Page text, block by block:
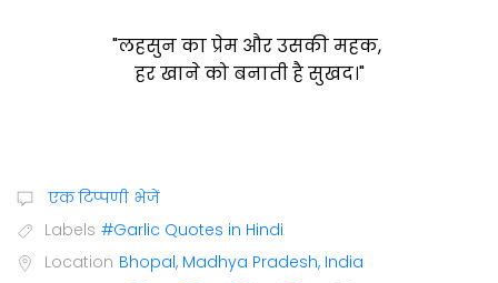
"लहसुन का प्रेम और उसकी महक,
हर खाने को बनाती है सुखद।"
एक टिप्पणी भेजें
Labels #Garlic Quotes in Hindi
Location Bhopal, Madhya Pradesh, India